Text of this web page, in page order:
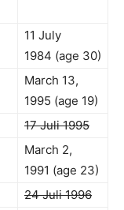
11 July
1984 (age 30)
March 13,
1995 (age 19)
17 Juli 1995
March 2,
1991 (age 23)
24 Juli 1996